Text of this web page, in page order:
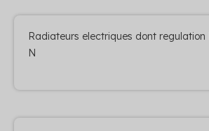
Radiateurs electriques dont regulation
N